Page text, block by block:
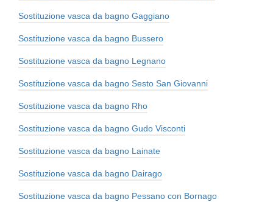
Sostituzione vasca da bagno Gaggiano
Sostituzione vasca da bagno Bussero
Sostituzione vasca da bagno Legnano
Sostituzione vasca da bagno Sesto San Giovanni
Sostituzione vasca da bagno Rho
Sostituzione vasca da bagno Gudo Visconti
Sostituzione vasca da bagno Lainate
Sostituzione vasca da bagno Dairago
Sostituzione vasca da bagno Pessano con Bornago